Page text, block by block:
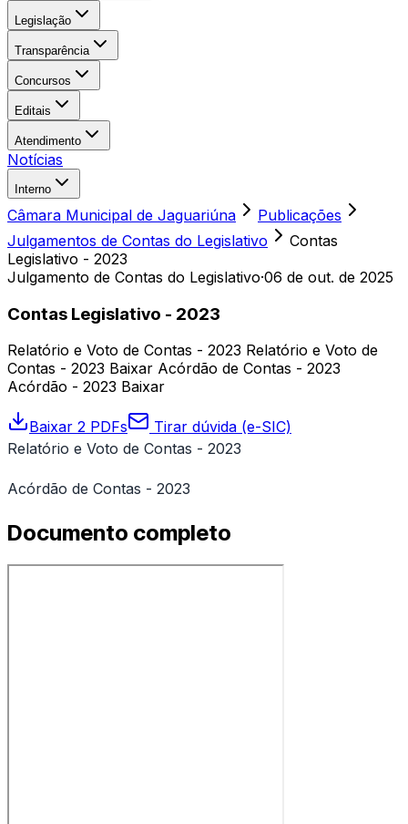
Legislação
Transparência
Concursos
Editais
Atendimento
Notícias
Interno
Câmara Municipal de Jaguariúna
Publicações
Julgamentos de Contas do Legislativo
Contas
Legislativo - 2023
Julgamento de Contas do Legislativo·06 de out. de 2025
Contas Legislativo - 2023
Relatório e Voto de Contas - 2023 Relatório e Voto de
Contas - 2023 Baixar Acórdão de Contas - 2023
Acórdão - 2023 Baixar
Baixar 2 PDFs
Tirar dúvida (e-SIC)
Relatório e Voto de Contas - 2023
Acórdão de Contas - 2023
Documento completo